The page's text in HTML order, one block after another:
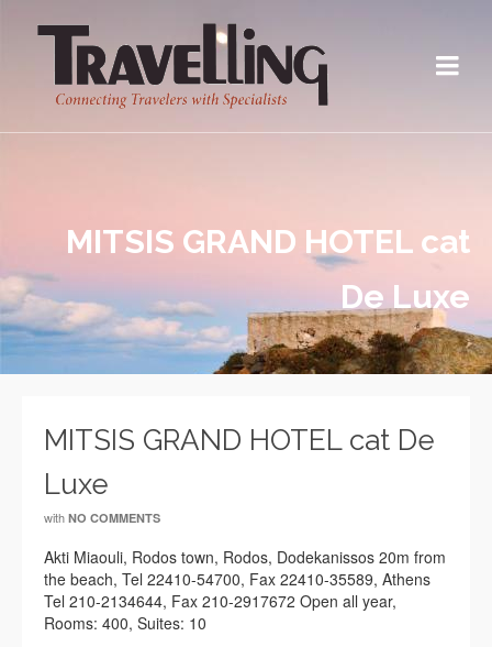
MITSIS GRAND HOTEL cat
De Luxe
MITSIS GRAND HOTEL cat De
Luxe
with NO COMMENTS
Akti Miaouli, Rodos town, Rodos, Dodekanissos 20m from
the beach, Tel 22410-54700, Fax 22410-35589, Athens
Tel 210-2134644, Fax 210-2917672 Open all year,
Rooms: 400, Suites: 10